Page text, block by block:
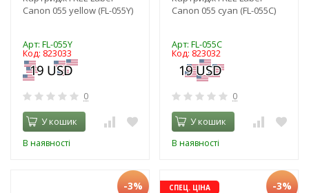
Canon 055 yellow (FL-055Y)
Арт: FL-055Y
Код: 823033
0
У кошик
В наявності
Canon 055 cyan (FL-055C)
Арт: FL-055C
Код: 823032
0
У кошик
В наявності
-3% СПЕЦ. ЦІНА -3%